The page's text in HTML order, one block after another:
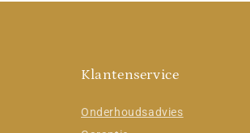
Klantenservice
Onderhoudsadvies